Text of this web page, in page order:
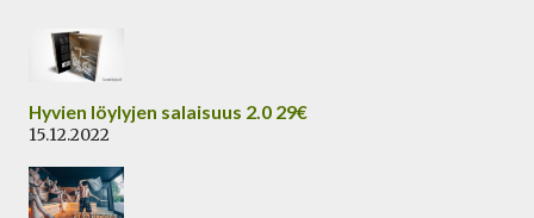
sisältöön
Hyvien löylyjen salaisuus 2.0 29€
15.12.2022